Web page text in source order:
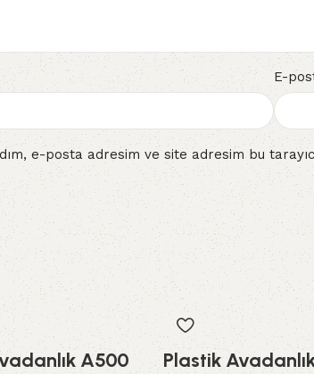
E-
e-posta adresim ve site adresim bu
A500 Plastik